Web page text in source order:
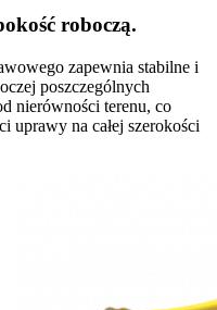
roboczą.
zapewnia stabilne i
poszczególnych
nierówności terenu, co
uprawy na całej szerokości